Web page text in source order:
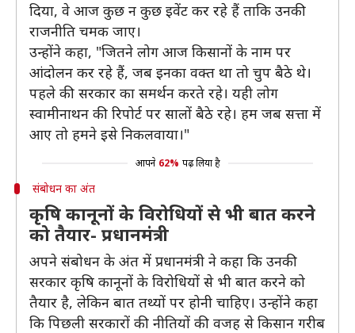
दिया, वे आज कुछ न कुछ इवेंट कर रहे हैं ताकि उनकी
राजनीति चमक जाए।
उन्होंने कहा, "जितने लोग आज किसानों के नाम पर
आंदोलन कर रहे हैं, जब इनका वक्त था तो चुप बैठे थे।
पहले की सरकार का समर्थन करते रहे। यही लोग
स्वामीनाथन की रिपोर्ट पर सालों बैठे रहे। हम जब सत्ता में
आए तो हमने इसे निकलवाया।"
आपने 62% पढ़ लिया है
संबोधन का अंत
कृषि कानूनों के विरोधियों से भी बात करने
को तैयार- प्रधानमंत्री
अपने संबोधन के अंत में प्रधानमंत्री ने कहा कि उनकी
सरकार कृषि कानूनों के विरोधियों से भी बात करने को
तैयार है, लेकिन बात तथ्यों पर होनी चाहिए। उन्होंने कहा
कि पिछली सरकारों की नीतियों की वजह से किसान गरीब